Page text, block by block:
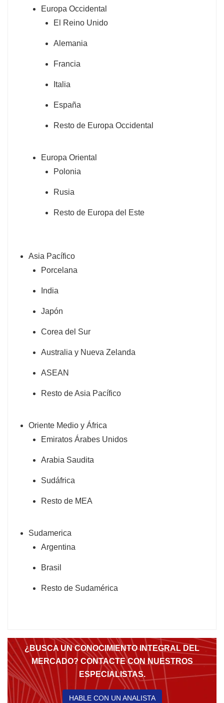
Europa Occidental
El Reino Unido
Alemania
Francia
Italia
España
Resto de Europa Occidental
Europa Oriental
Polonia
Rusia
Resto de Europa del Este
Asia Pacífico
Porcelana
India
Japón
Corea del Sur
Australia y Nueva Zelanda
ASEAN
Resto de Asia Pacífico
Oriente Medio y África
Emiratos Árabes Unidos
Arabia Saudita
Sudáfrica
Resto de MEA
Sudamerica
Argentina
Brasil
Resto de Sudamérica
¿BUSCA UN CONOCIMIENTO INTEGRAL DEL
MERCADO? CONTACTE CON NUESTROS
ESPECIALISTAS.
HABLE CON UN ANALISTA